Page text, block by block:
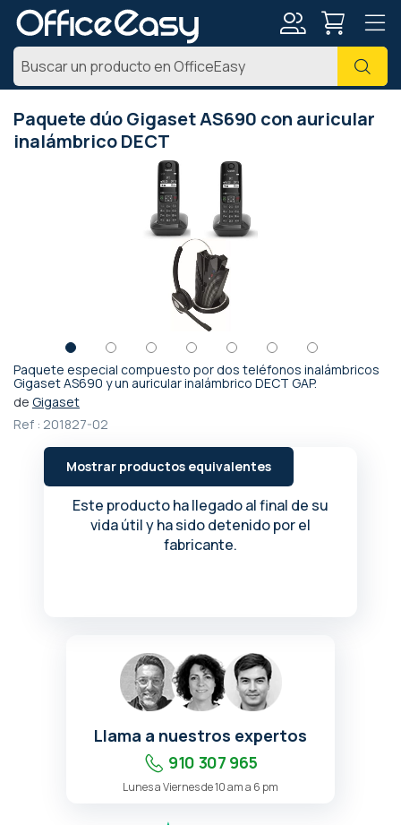
Paquete dúo Gigaset AS690 con auricular
inalámbrico DECT
Paquete especial compuesto por dos teléfonos inalámbricos
Gigaset AS690 y un auricular inalámbrico DECT GAP.
de Gigaset
Ref : 201827-02
Mostrar productos equivalentes
Este producto ha llegado al final de su
vida útil y ha sido detenido por el
fabricante.
Saltar
al
comienzo
de
Llama a nuestros expertos
910 307 965
Lunes a Viernes de 10 am a 6 pm